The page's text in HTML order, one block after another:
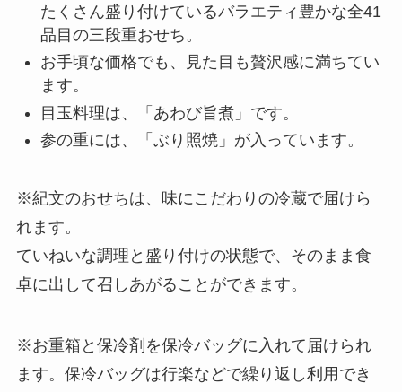
たくさん盛り付けているバラエティ豊かな全41
品目の三段重おせち。
お手頃な価格でも、見た目も贅沢感に満ちてい
ます。
目玉料理は、「あわび旨煮」です。
参の重には、「ぶり照焼」が入っています。
※紀文のおせちは、味にこだわりの冷蔵で届けら
れます。
ていねいな調理と盛り付けの状態で、そのまま食
卓に出して召しあがることができます。
※お重箱と保冷剤を保冷バッグに入れて届けられ
ます。保冷バッグは行楽などで繰り返し利用でき